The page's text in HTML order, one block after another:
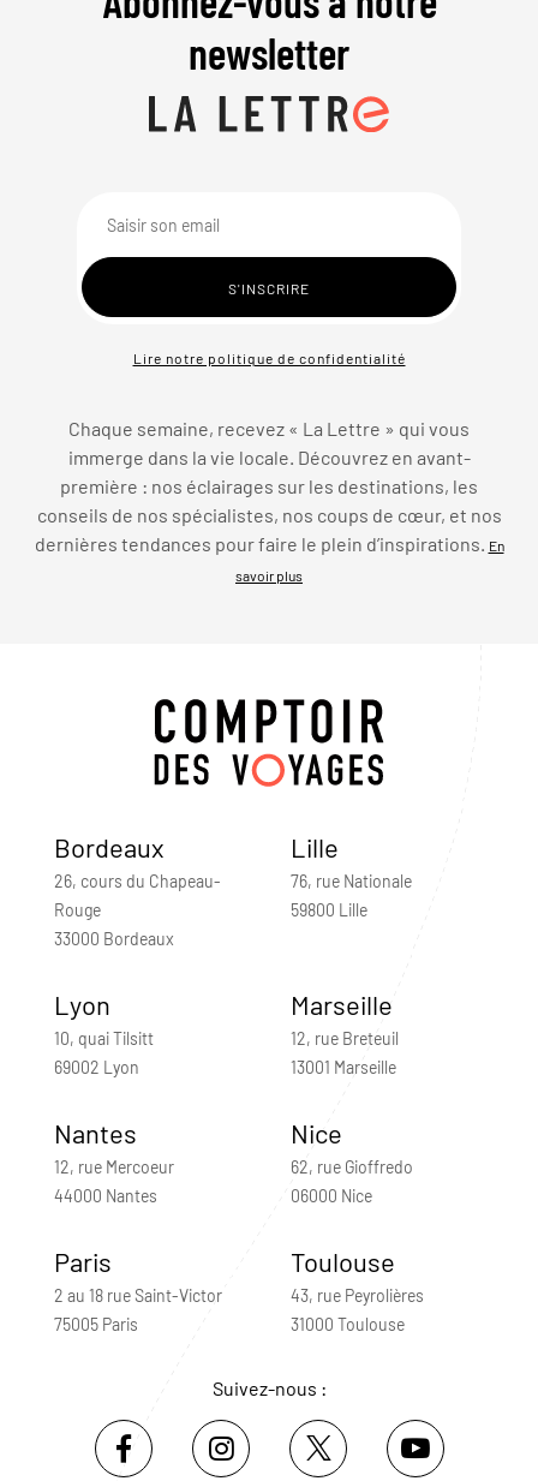
newsletter
Lire notre politique de confidentialité
Chaque semaine, recevez « La Lettre » qui vous
immerge dans la vie locale. Découvrez en avant-
première : nos éclairages sur les destinations, les
conseils de nos spécialistes, nos coups de cœur, et nos
dernières tendances pour faire le plein d’inspirations.
En
savoir plus
Bordeaux
26, cours du Chapeau-
Rouge
33000 Bordeaux
Lille
76, rue Nationale
59800 Lille
Lyon
10, quai Tilsitt
69002 Lyon
Marseille
12, rue Breteuil
13001 Marseille
Nantes
12, rue Mercoeur
44000 Nantes
Nice
62, rue Gioffredo
06000 Nice
Paris
2 au 18 rue Saint-Victor
75005 Paris
Toulouse
43, rue Peyrolières
31000 Toulouse
Suivez-nous :